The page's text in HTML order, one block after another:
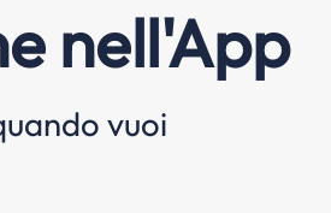
nell'App
vuoi